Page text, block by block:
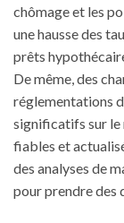
chômage et les
une hausse des
prêts
De même, des
réglementations
significatifs sur le
fiables et
des analyses de
pour prendre des